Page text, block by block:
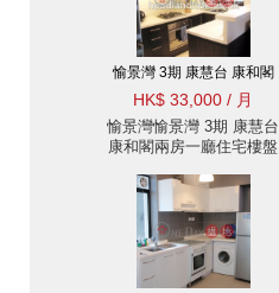
愉景灣 3期 康慧台 康和閣
HK$ 33,000 / 月
愉景灣愉景灣 3期 康慧台
康和閣兩房一廳住宅樓盤